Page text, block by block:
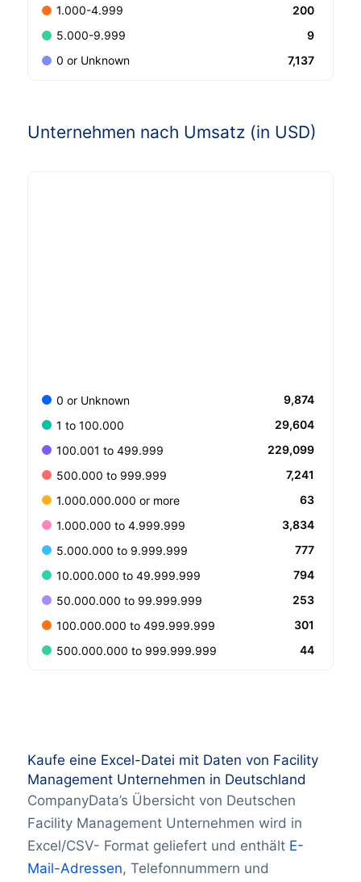
1.000-4.999
200
5.000-9.999
9
0 or Unknown
7,137
Unternehmen nach Umsatz (in USD)
0 or Unknown
9,874
1 to 100.000
29,604
100.001 to 499.999
229,099
500.000 to 999.999
7,241
1.000.000.000 or more
63
1.000.000 to 4.999.999
3,834
5.000.000 to 9.999.999
777
10.000.000 to 49.999.999
794
50.000.000 to 99.999.999
253
100.000.000 to 499.999.999
301
500.000.000 to 999.999.999
44
Kaufe eine Excel-Datei mit Daten von Facility
Management Unternehmen in Deutschland
CompanyData’s Übersicht von Deutschen
Facility Management Unternehmen wird in
Excel/CSV- Format geliefert und enthält E-
Mail-Adressen, Telefonnummern und